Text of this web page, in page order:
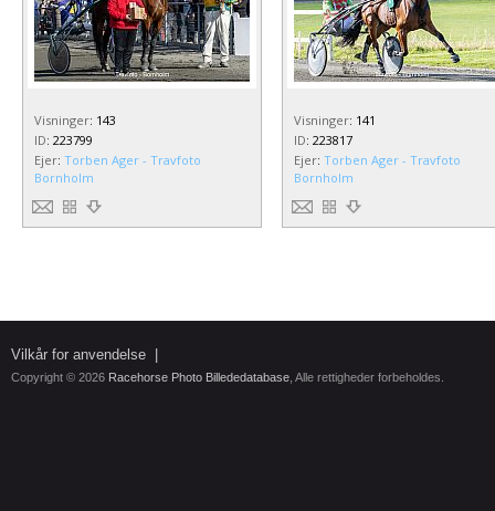
Visninger: 143
ID: 223799
Ejer: Torben Ager - Travfoto
Bornholm
Visninger: 141
ID: 223817
Ejer: Torben Ager - Travfoto
Bornholm
Vilkår for anvendelse
Copyright © 2026 Racehorse Photo Billededatabase , Alle rettigheder forbeholdes.